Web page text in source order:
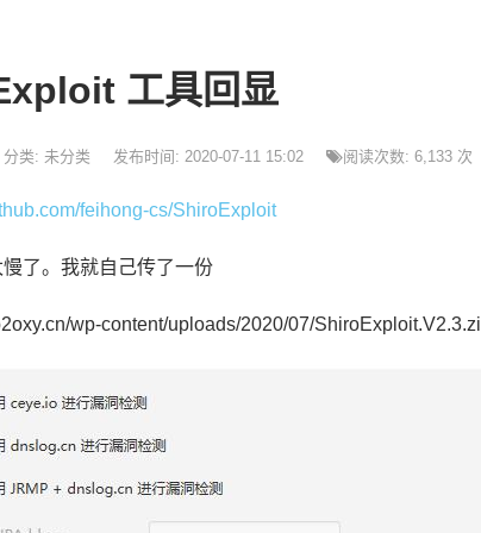
工具回显
分类: 未分类 发布时间: 2020-07-11 15:02 阅读次数: 6,133 次
feihong-cs/ShiroExploit
了。我就自己传了一份
wp-content/uploads/2020/07/